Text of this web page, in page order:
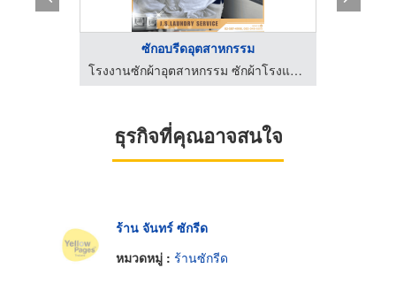
ซักอบรีดอุตสาหกรรม
โรงงานซักผ้าอุตสาหกรรม ซักผ้าโรงแรม - เจ.เอส.ลอนดรี้
ธุรกิจที่คุณอาจสนใจ
ร้าน จันทร์ ซักรีด
หมวดหมู่ : ร้านซักรีด